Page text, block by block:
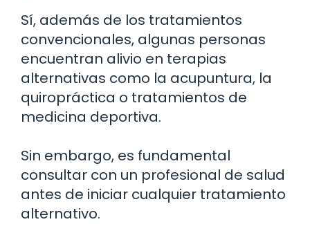
Sí, además de los tratamientos
convencionales, algunas personas
encuentran alivio en terapias
alternativas como la acupuntura, la
quiropráctica o tratamientos de
medicina deportiva.
Sin embargo, es fundamental
consultar con un profesional de salud
antes de iniciar cualquier tratamiento
alternativo.